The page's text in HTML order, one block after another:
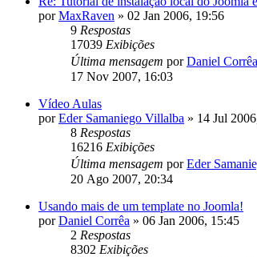
porMaxRaven » 02 Jan 2006, 19:56
9 Respostas
17039 Exibições
Última mensagem porDaniel Corrêa
17 Nov 2007, 16:03
Vídeo Aulas
porEder Samaniego Villalba » 14 Jul
8 Respostas
16216 Exibições
Última mensagem porEder
20 Ago 2007, 20:34
Usando mais de um template no Joomla!
porDaniel Corrêa » 06 Jan 2006, 15:45
2 Respostas
8302 Exibições